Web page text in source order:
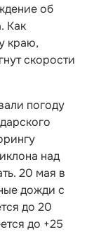
об
Как
краю,
скорости
погоду
над
20 мая в
дожди с
до 20
до +25